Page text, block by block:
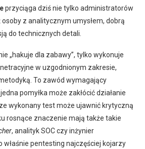
przyciąga dziś nie tylko administratorów
z analitycznym umysłem, dobrą
do technicznych detali.
„hakuje dla zabawy”, tylko wykonuje
w uzgodnionym zakresie,
To zawód wymagający
pomyłka może zakłócić działanie
wykonany test może ujawnić krytyczną
rosnące znaczenie mają także takie
, analityk SOC czy inżynier
właśnie pentesting najczęściej kojarzy